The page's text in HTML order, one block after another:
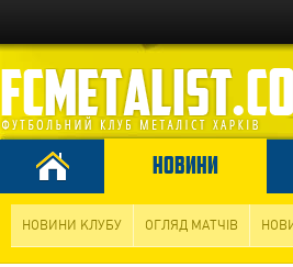
НОВИНИ
НОВИНИ КЛУБУ ОГЛЯД МАТЧІВ